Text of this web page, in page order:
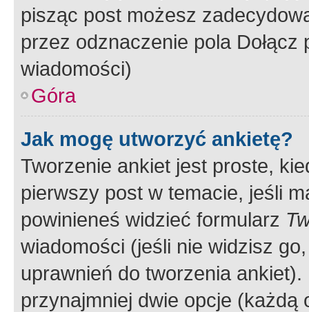
pisząc post możesz
przez odznaczenie pola
wiadomości)
Góra
Jak mogę utworzyć ankietę?
Tworzenie ankiet jest proste,
pierwszy post w temacie, jeśli
powinieneś widzieć formularz
wiadomości (jeśli nie widzisz
uprawnień do tworzenia
przynajmniej dwie opcje